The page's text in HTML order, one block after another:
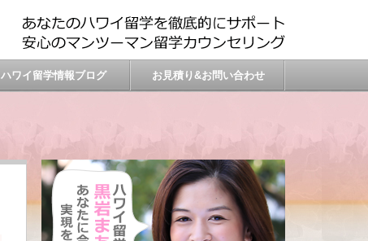
ハワイ留学情報ブログ お見積り&お問い合わせ